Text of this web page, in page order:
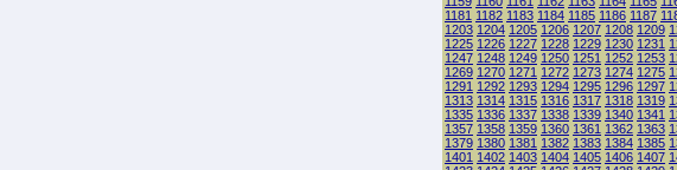
1181 1182 1183 1184 1185 1186 1187
1203 1204 1205 1206 1207 1208 1209
1225 1226 1227 1228 1229 1230 1231
1247 1248 1249 1250 1251 1252 1253
1269 1270 1271 1272 1273 1274 1275
1291 1292 1293 1294 1295 1296 1297
1313 1314 1315 1316 1317 1318 1319
1335 1336 1337 1338 1339 1340 1341
1357 1358 1359 1360 1361 1362 1363
1379 1380 1381 1382 1383 1384 1385
1401 1402 1403 1404 1405 1406 1407